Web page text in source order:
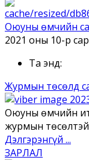
Оюуны өмчийн
2021 оны 10-р
Та энд:
Журмын төсөлд
Оюуны өмчийн
журмын
Дэлгэрэнгүй ...
ЗАРЛАЛ